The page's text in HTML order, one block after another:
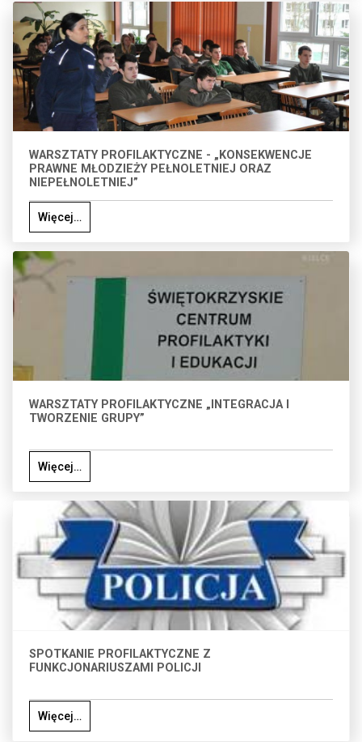
WARSZTATY PROFILAKTYCZNE - „KONSEKWENCJE
PRAWNE MŁODZIEŻY PEŁNOLETNIEJ ORAZ
NIEPEŁNOLETNIEJ”
Więcej…
WARSZTATY PROFILAKTYCZNE „INTEGRACJA I
TWORZENIE GRUPY”
Więcej…
SPOTKANIE PROFILAKTYCZNE Z
FUNKCJONARIUSZAMI POLICJI
Więcej…